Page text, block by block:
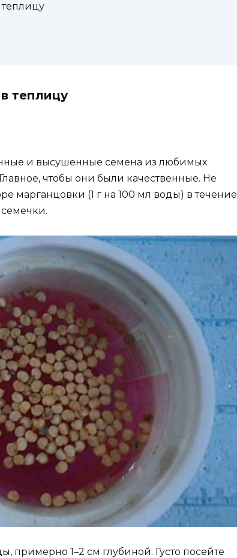
теплицу
и высушенные семена из любимых
чтобы они были качественные. Не
марганцовки (1 г на 100 мл воды) в течение
примерно 1–2 см глубиной. Густо посейте